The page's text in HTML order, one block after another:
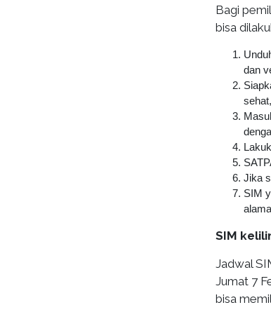
Bagi
bisa
dan
Jika
SIM
SIM
Jadwal
Jumat 7
bisa